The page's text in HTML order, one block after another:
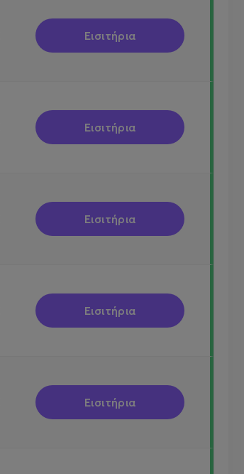
Εισιτήρια
Εισιτήρια
Εισιτήρια
Εισιτήρια
Εισιτήρια